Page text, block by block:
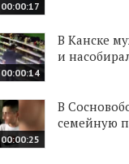
00:00:17
00:00:14
В Канске
и
00:00:25
В
семейную